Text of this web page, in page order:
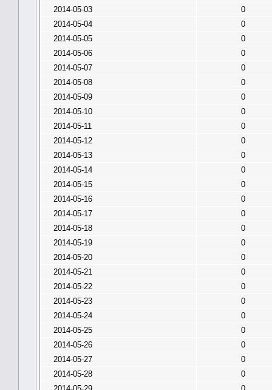
2014-05-03
0
2014-05-04
0
2014-05-05
0
2014-05-06
0
2014-05-07
0
2014-05-08
0
2014-05-09
0
2014-05-10
0
2014-05-11
0
2014-05-12
0
2014-05-13
0
2014-05-14
0
2014-05-15
0
2014-05-16
0
2014-05-17
0
2014-05-18
0
2014-05-19
0
2014-05-20
0
2014-05-21
0
2014-05-22
0
2014-05-23
0
2014-05-24
0
2014-05-25
0
2014-05-26
0
2014-05-27
0
2014-05-28
0